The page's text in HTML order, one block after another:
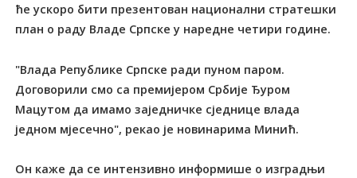
ће ускоро бити презентован национални стратешки
план о раду Владе Српске у наредне четири године.
"Влада Републике Српске ради пуном паром.
Договорили смо са премијером Србије Ђуром
Мацутом да имамо заједничке сједнице влада
једном мјесечно", рекао је новинарима Минић.
Он каже да се интензивно информише о изградњи